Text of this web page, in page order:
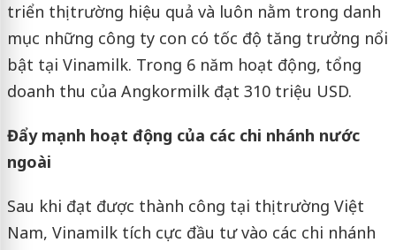
triển thị trường hiệu quả và luôn nằm trong danh
mục những công ty con có tốc độ tăng trưởng nổi
bật tại Vinamilk. Trong 6 năm hoạt động, tổng
doanh thu của Angkormilk đạt 310 triệu USD.
Đẩy mạnh hoạt động của các chi nhánh nước
ngoài
Sau khi đạt được thành công tại thị trường Việt
Nam, Vinamilk tích cực đầu tư vào các chi nhánh